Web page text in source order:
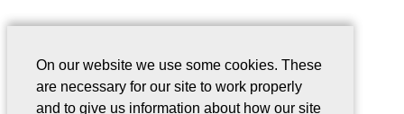
On our website we use some cookies. These
are necessary for our site to work properly
and to give us information about how our site